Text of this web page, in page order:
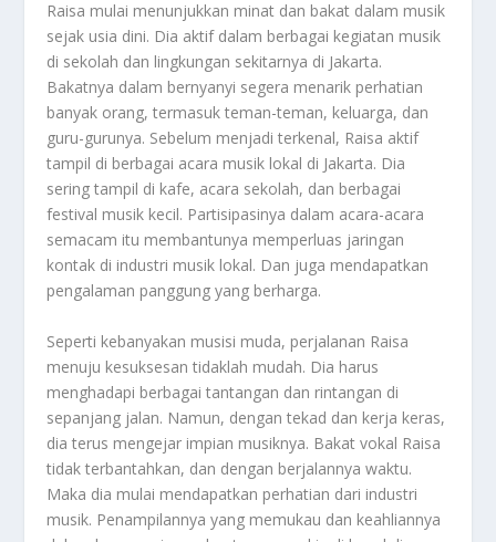
Raisa mulai menunjukkan minat dan bakat dalam musik
sejak usia dini. Dia aktif dalam berbagai kegiatan musik
di sekolah dan lingkungan sekitarnya di Jakarta.
Bakatnya dalam bernyanyi segera menarik perhatian
banyak orang, termasuk teman-teman, keluarga, dan
guru-gurunya. Sebelum menjadi terkenal, Raisa aktif
tampil di berbagai acara musik lokal di Jakarta. Dia
sering tampil di kafe, acara sekolah, dan berbagai
festival musik kecil. Partisipasinya dalam acara-acara
semacam itu membantunya memperluas jaringan
kontak di industri musik lokal. Dan juga mendapatkan
pengalaman panggung yang berharga.
Seperti kebanyakan musisi muda, perjalanan Raisa
menuju kesuksesan tidaklah mudah. Dia harus
menghadapi berbagai tantangan dan rintangan di
sepanjang jalan. Namun, dengan tekad dan kerja keras,
dia terus mengejar impian musiknya. Bakat vokal Raisa
tidak terbantahkan, dan dengan berjalannya waktu.
Maka dia mulai mendapatkan perhatian dari industri
musik. Penampilannya yang memukau dan keahliannya